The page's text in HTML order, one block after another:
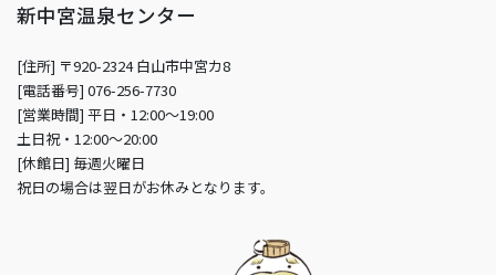
新中宮温泉センター
[住所] 〒920-2324 白山市中宮カ8
[電話番号] 076-256-7730
[営業時間] 平日・12:00～19:00
土日祝・12:00～20:00
[休館日] 毎週火曜日
祝日の場合は翌日がお休みとなります。